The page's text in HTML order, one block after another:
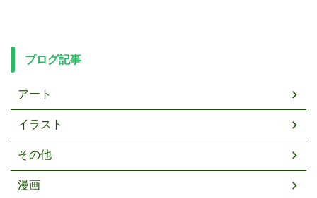
ブログ記事
アート
イラスト
その他
漫画